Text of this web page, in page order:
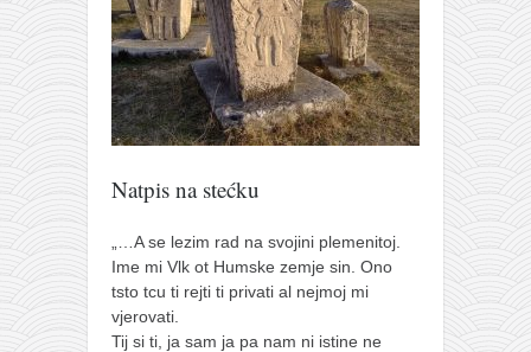
zakonopravilo
duhovni otac
pravoslavlje
zabranjena istorija
ćirilica
porodične priče
umesto tvitera
kalendar srpski
azbuki i knjige
Natpis na stećku
„…A se lezim rad na svojini plemenitoj.
Ime mi Vlk ot Humske zemje sin. Ono
tsto tcu ti rejti ti privati al nejmoj mi
vjerovati.
Tij si ti, ja sam ja pa nam ni istine ne